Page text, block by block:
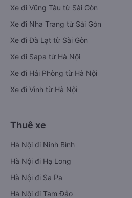
Xe đi Vũng Tàu từ Sài Gòn
Xe đi Nha Trang từ Sài Gòn
Xe đi Đà Lạt từ Sài Gòn
Xe đi Sapa từ Hà Nội
Xe đi Hải Phòng từ Hà Nội
Xe đi Vinh từ Hà Nội
Thuê xe
Hà Nội đi Ninh Bình
Hà Nội đi Hạ Long
Hà Nội đi Sa Pa
Hà Nội đi Tam Đảo